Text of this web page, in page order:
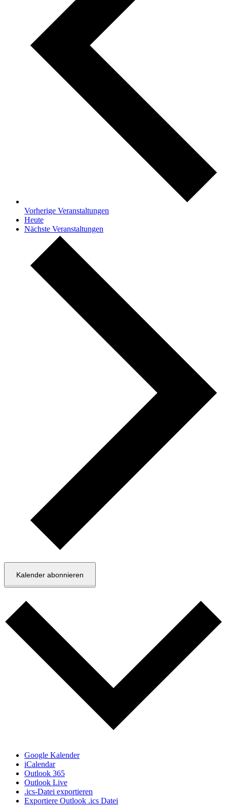
Vorherige Veranstaltungen
Heute
Nächste Veranstaltungen
Kalender abonnieren
Google Kalender
iCalendar
Outlook 365
Outlook Live
.ics-Datei exportieren
Exportiere Outlook .ics Datei